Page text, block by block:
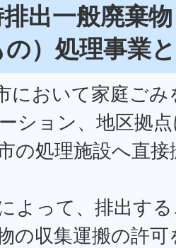
出一般廃棄
）処理事業
において家庭ご
ション、地区拠
の処理施設へ直
よって、排出す
の収集運搬の許